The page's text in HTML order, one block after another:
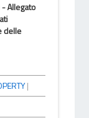
Allegato
delle
|